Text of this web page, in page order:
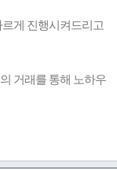
게 진행시켜드리고
거래를 통해 노하우